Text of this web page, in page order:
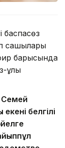
баспасөз
сақшылары
барысында
Семей
белгілі